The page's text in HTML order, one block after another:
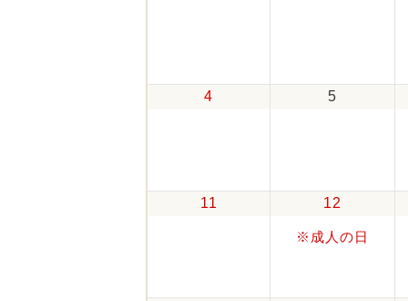
4 5
11 12
※成人の日